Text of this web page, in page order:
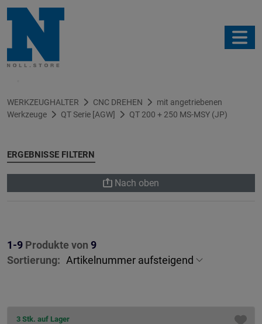
WERKZEUGHALTER CNC DREHEN
mit angetriebenen
Werkzeuge
QT Serie [AGW] QT 200 + 250 MS-MSY (JP)
ERGEBNISSE FILTERN
Nach oben
1-9 Produkte von 9
Sortierung:
3 Stk. auf Lager